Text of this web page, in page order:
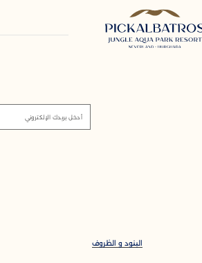
أدخل بريدك الإلكتروني
البنود و الظروف